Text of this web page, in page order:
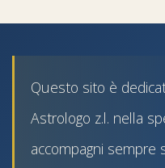
Questo sito è
Astrologo z.l. nella
accompagni sempre